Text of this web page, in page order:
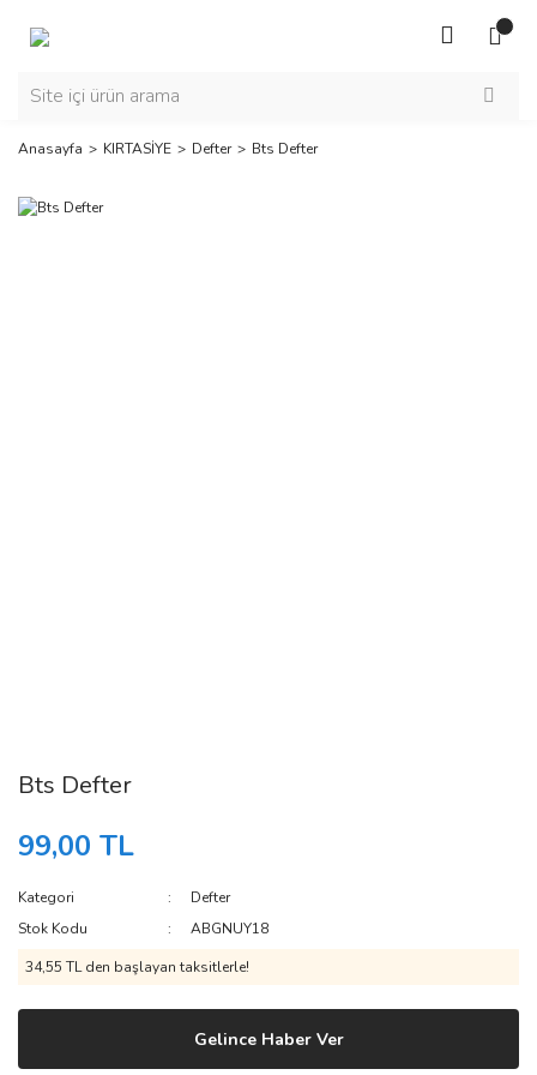
Anasayfa KIRTASİYE Defter Bts Defter
Bts Defter
99,00 TL
Kategori
Defter
Stok Kodu
ABGNUY18
34,55 TL den başlayan taksitlerle!
Gelince Haber Ver